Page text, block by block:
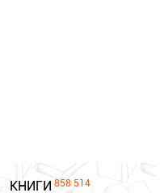
КНИГИ 858 514